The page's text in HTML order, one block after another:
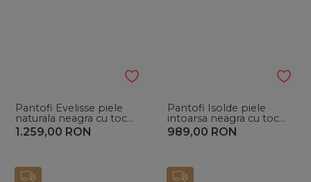
Pantofi Evelisse piele
naturala neagra cu toc
mic evazat si cristale
1.259,00 RON
Pantofi Isolde piele
intoarsa neagra cu toc
subtire si cristale
989,00 RON